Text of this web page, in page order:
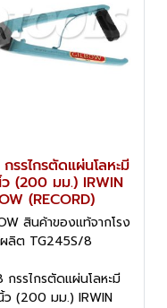
รรไกรตัดแผ่นโลหะมี
(200 มม.) IRWIN
(RECORD)
สินค้าของแท้จากโรง
ลิต TG245S/8
กรรไกรตัดแผ่นโลหะมี
(200 มม.) IRWIN